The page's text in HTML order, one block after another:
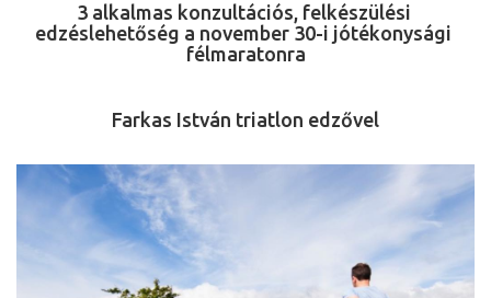
3 alkalmas konzultációs, felkészülési
edzéslehetőség a november 30-i jótékonysági
félmaratonra
Farkas István triatlon edzővel